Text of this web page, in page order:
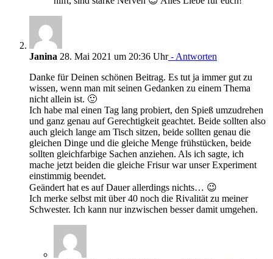
Janina 28. Mai 2021 um 20:36 Uhr- Antworten
Danke für Deinen schönen Beitrag. Es tut ja immer gut zu
wissen, wenn man mit seinen Gedanken zu einem Thema
nicht allein ist. 🙂
Ich habe mal einen Tag lang probiert, den Spieß umzudrehen
und ganz genau auf Gerechtigkeit geachtet. Beide sollten also
auch gleich lange am Tisch sitzen, beide sollten genau die
gleichen Dinge und die gleiche Menge frühstücken, beide
sollten gleichfarbige Sachen anziehen. Als ich sagte, ich
mache jetzt beiden die gleiche Frisur war unser Experiment
einstimmig beendet.
Geändert hat es auf Dauer allerdings nichts… 😉
Ich merke selbst mit über 40 noch die Rivalität zu meiner
Schwester. Ich kann nur inzwischen besser damit umgehen.